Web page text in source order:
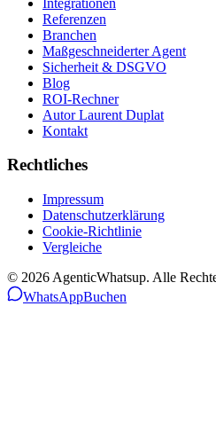
Referenzen
Branchen
Maßgeschneiderter Agent
Sicherheit & DSGVO
Blog
ROI-Rechner
Autor Laurent Duplat
Kontakt
Rechtliches
Impressum
Datenschutzerklärung
Cookie-Richtlinie
Vergleiche
© 2026 AgenticWhatsup. Alle
WhatsAppBuchen